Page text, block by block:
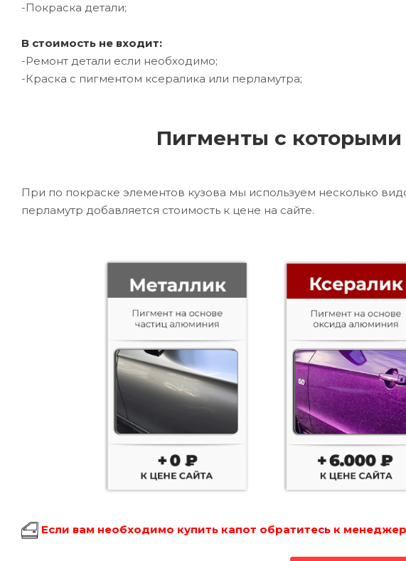
-Покраска детали;
В стоимость не входит:
-Ремонт детали если необходимо;
-Краска с пигментом ксералика или перламутра;
Пигменты с
При по покраске элементов кузова мы используем несколько
перламутр добавляется стоимость к цене на сайте.
Если вам необходимо купить капот обратитесь к